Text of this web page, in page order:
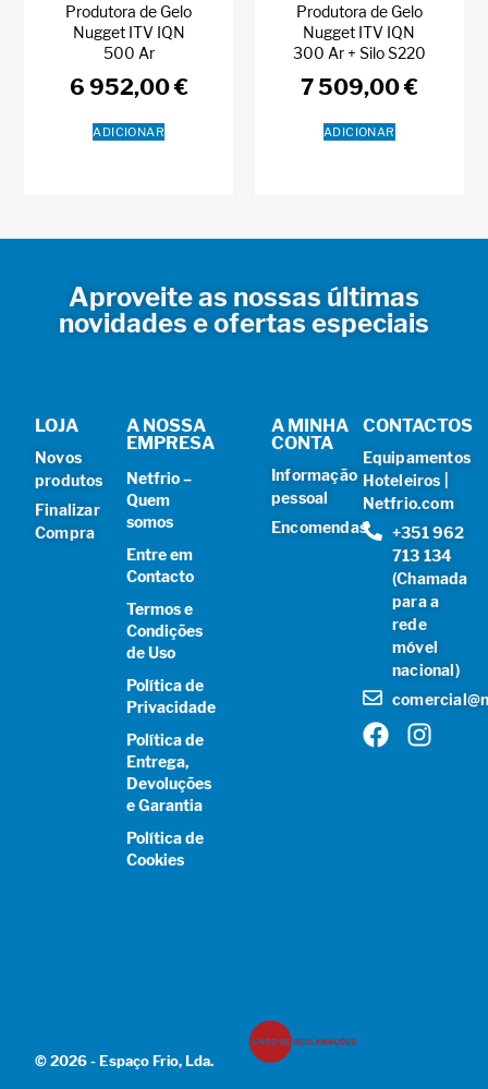
Produtora de Gelo
Nugget ITV IQN
500 Ar
6 952,00€
ADICIONAR
Produtora de Gelo
Nugget ITV IQN
300 Ar + Silo S220
7 509,00€
ADICIONAR
Aproveite as nossas últimas
novidades e ofertas especiais
LOJA
Novos
produtos
Finalizar
Compra
A NOSSA
EMPRESA
Netfrio –
Quem
somos
Entre em
Contacto
Termos e
Condições
de Uso
Política de
Privacidade
Política de
Entrega,
Devoluções
e Garantia
Política de
Cookies
A MINHA
CONTA
Informação
pessoal
Encomendas
CONTACTOS
Equipamentos
Hoteleiros |
Netfrio.com
+351 962
713 134
(Chamada
para a
rede
móvel
nacional)
© 2026 - Espaço Frio, Lda.